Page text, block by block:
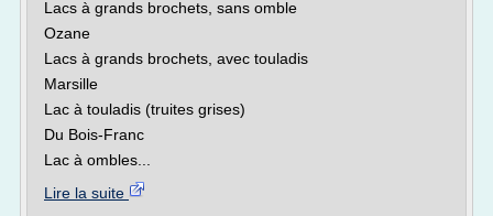
Lacs à grands brochets, sans omble
Ozane
Lacs à grands brochets, avec touladis
Marsille
Lac à touladis (truites grises)
Du Bois-Franc
Lac à ombles...
Lire la suite